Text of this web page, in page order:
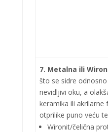
7. Metalna ili
što se sidre
nevidljivi oku, a
keramika ili
otprilike puno veću
Wironit/čelična